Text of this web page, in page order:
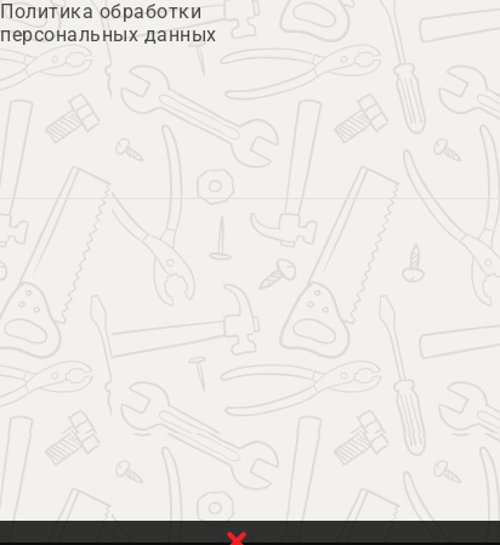
Политика обработки
персональных данных